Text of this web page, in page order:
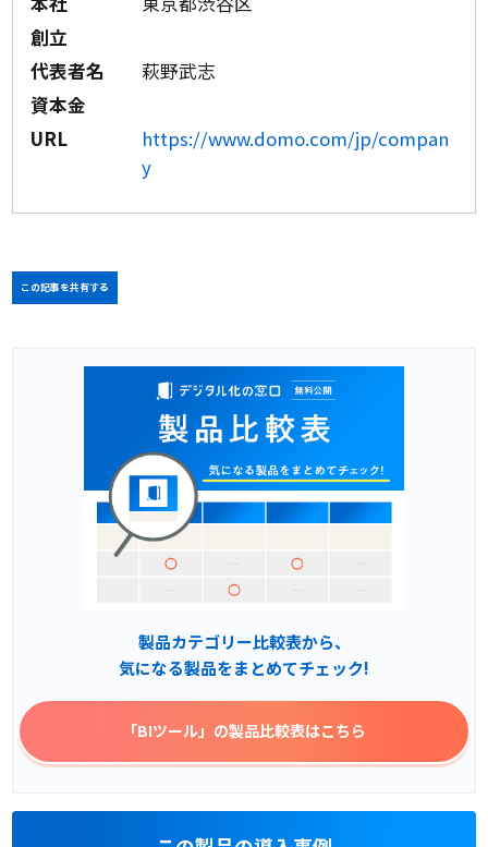
創立
代表者名
萩野武志
資本金
URL
https://www.domo.com/jp/compan
y
この記事を共有する
製品カテゴリー比較表から、
気になる製品をまとめてチェック!
「BIツール」 の製品比較表はこちら